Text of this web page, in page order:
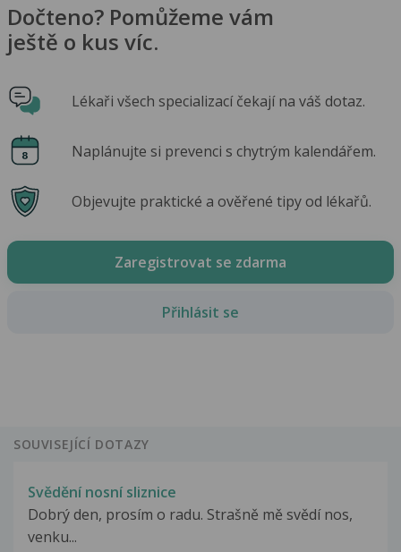
Dočteno? Pomůžeme vám
ještě o kus víc.
Lékaři všech specializací čekají na váš dotaz.
Naplánujte si prevenci s chytrým kalendářem.
Objevujte praktické a ověřené tipy od lékařů.
Zaregistrovat se zdarma
Přihlásit se
SOUVISEJÍCÍ DOTAZY
Svědění nosní sliznice
Dobrý den, prosím o radu. Strašně mě svědí nos,
venku...